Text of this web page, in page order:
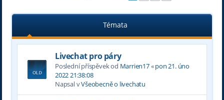
Témata
Livechat pro páry
Poslední příspěvek od Marrien17«pon 21. úno
2022 21:38:08
Napsal vVšeobecně o livechatu